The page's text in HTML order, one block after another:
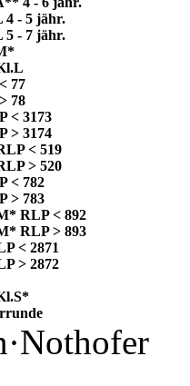
4 - 5 jähr.
5 - 7 jähr.
77
78
< 3173
> 3174
< 519
> 520
< 782
> 783
RLP < 892
RLP > 893
< 2871
> 2872